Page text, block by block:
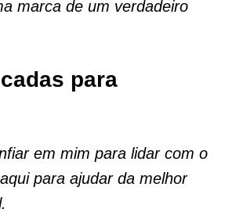
marca de um verdadeiro
para
em mim para lidar com o
para ajudar da melhor